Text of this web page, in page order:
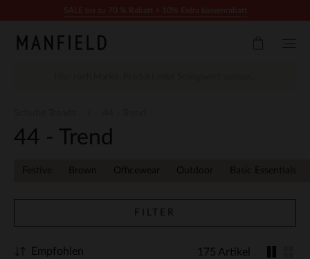
44 - Trend
Festive Brown Officewear Outdoor Basic Essentials
FILTER
175 Artikel
Empfohlen